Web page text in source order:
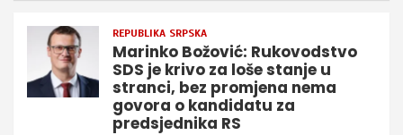
REPUBLIKA SRPSKA
Marinko Božović: Rukovodstvo
SDS je krivo za loše stanje u
stranci, bez promjena nema
govora o kandidatu za
predsjednika RS